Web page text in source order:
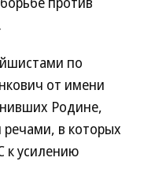
по
от имени
Родине,
в которых
к усилению